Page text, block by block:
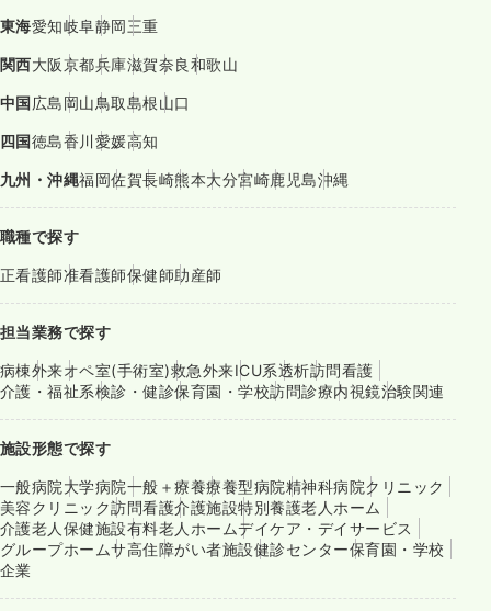
東海愛知岐阜静岡三重
関西大阪京都兵庫滋賀奈良和歌山
中国広島岡山鳥取島根山口
四国徳島香川愛媛高知
九州・沖縄福岡佐賀長崎熊本大分宮崎鹿児島沖縄
職種で探す
正看護師准看護師保健師助産師
担当業務で探す
病棟外来オペ室(手術室)救急外来ICU系透析訪問看護
介護・福祉系検診・健診保育園・学校訪問診療内視鏡治験関連
施設形態で探す
一般病院大学病院一般＋療養療養型病院精神科病院クリニック
美容クリニック訪問看護介護施設特別養護老人ホーム
介護老人保健施設有料老人ホームデイケア・デイサービス
グループホームサ高住障がい者施設健診センター保育園・学校
企業